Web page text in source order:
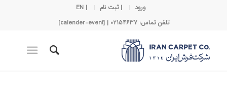
ورود | ثبت نام
| EN
تلفن تماس: 02154637 | [calender-event]